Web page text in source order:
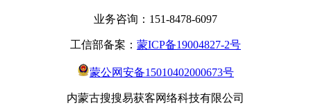
业务咨询：151-8478-6097
工信部备案： 蒙ICP备19004827-2号
蒙公网安备15010402000673号
内蒙古搜搜易获客网络科技有限公司